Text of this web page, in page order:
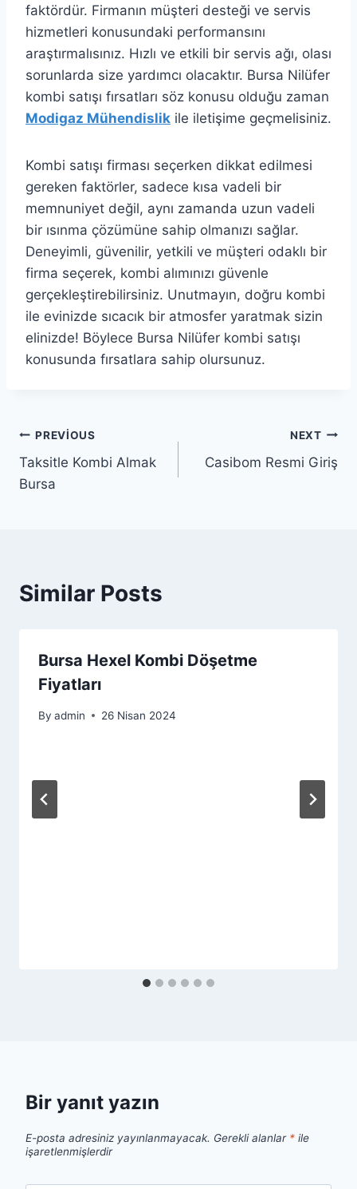
faktördür. Firmanın müşteri desteği ve servis
hizmetleri konusundaki performansını
araştırmalısınız. Hızlı ve etkili bir servis ağı, olası
sorunlarda size yardımcı olacaktır. Bursa Nilüfer
kombi satışı fırsatları söz konusu olduğu zaman
Modigaz Mühendislik ile iletişime geçmelisiniz.
Kombi satışı firması seçerken dikkat edilmesi
gereken faktörler, sadece kısa vadeli bir
memnuniyet değil, aynı zamanda uzun vadeli
bir ısınma çözümüne sahip olmanızı sağlar.
Deneyimli, güvenilir, yetkili ve müşteri odaklı bir
firma seçerek, kombi alımınızı güvenle
gerçekleştirebilirsiniz. Unutmayın, doğru kombi
ile evinizde sıcacık bir atmosfer yaratmak sizin
elinizde! Böylece Bursa Nilüfer kombi satışı
konusunda fırsatlara sahip olursunuz.
Yazı
gezinmesi
PREVIOUS
Taksitle Kombi Almak
Bursa
NEXT
Casibom Resmi Giriş
Similar Posts
Bursa Hexel Kombi Döşetme
Fiyatları
By admin 26 Nisan 2024
Bir yanıt yazın
E-posta adresiniz yayınlanmayacak. Gerekli alanlar * ile
işaretlenmişlerdir